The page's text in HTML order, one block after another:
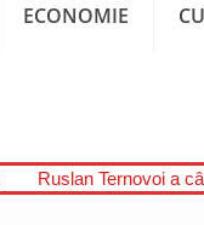
ECONOMIE
Ruslan Ternovoi a